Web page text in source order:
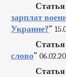
зарплат
Украине?"
слово"